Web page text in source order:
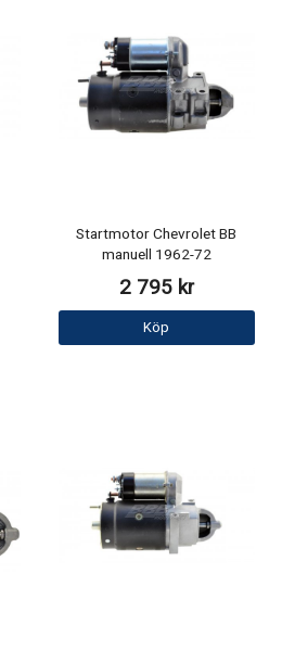
Startmotor Chevrolet BB
manuell 1962-72
2 795 kr
Köp